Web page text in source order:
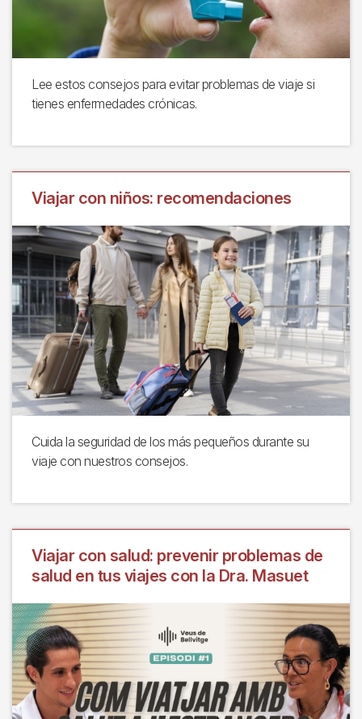
Lee estos consejos para evitar problemas de viaje si
tienes enfermedades crónicas.
Viajar con niños: recomendaciones
Cuida la seguridad de los más pequeños durante su
viaje con nuestros consejos.
Viajar con salud: prevenir problemas de
salud en tus viajes con la Dra. Masuet